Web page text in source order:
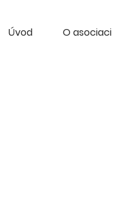
Úvod O asociaci